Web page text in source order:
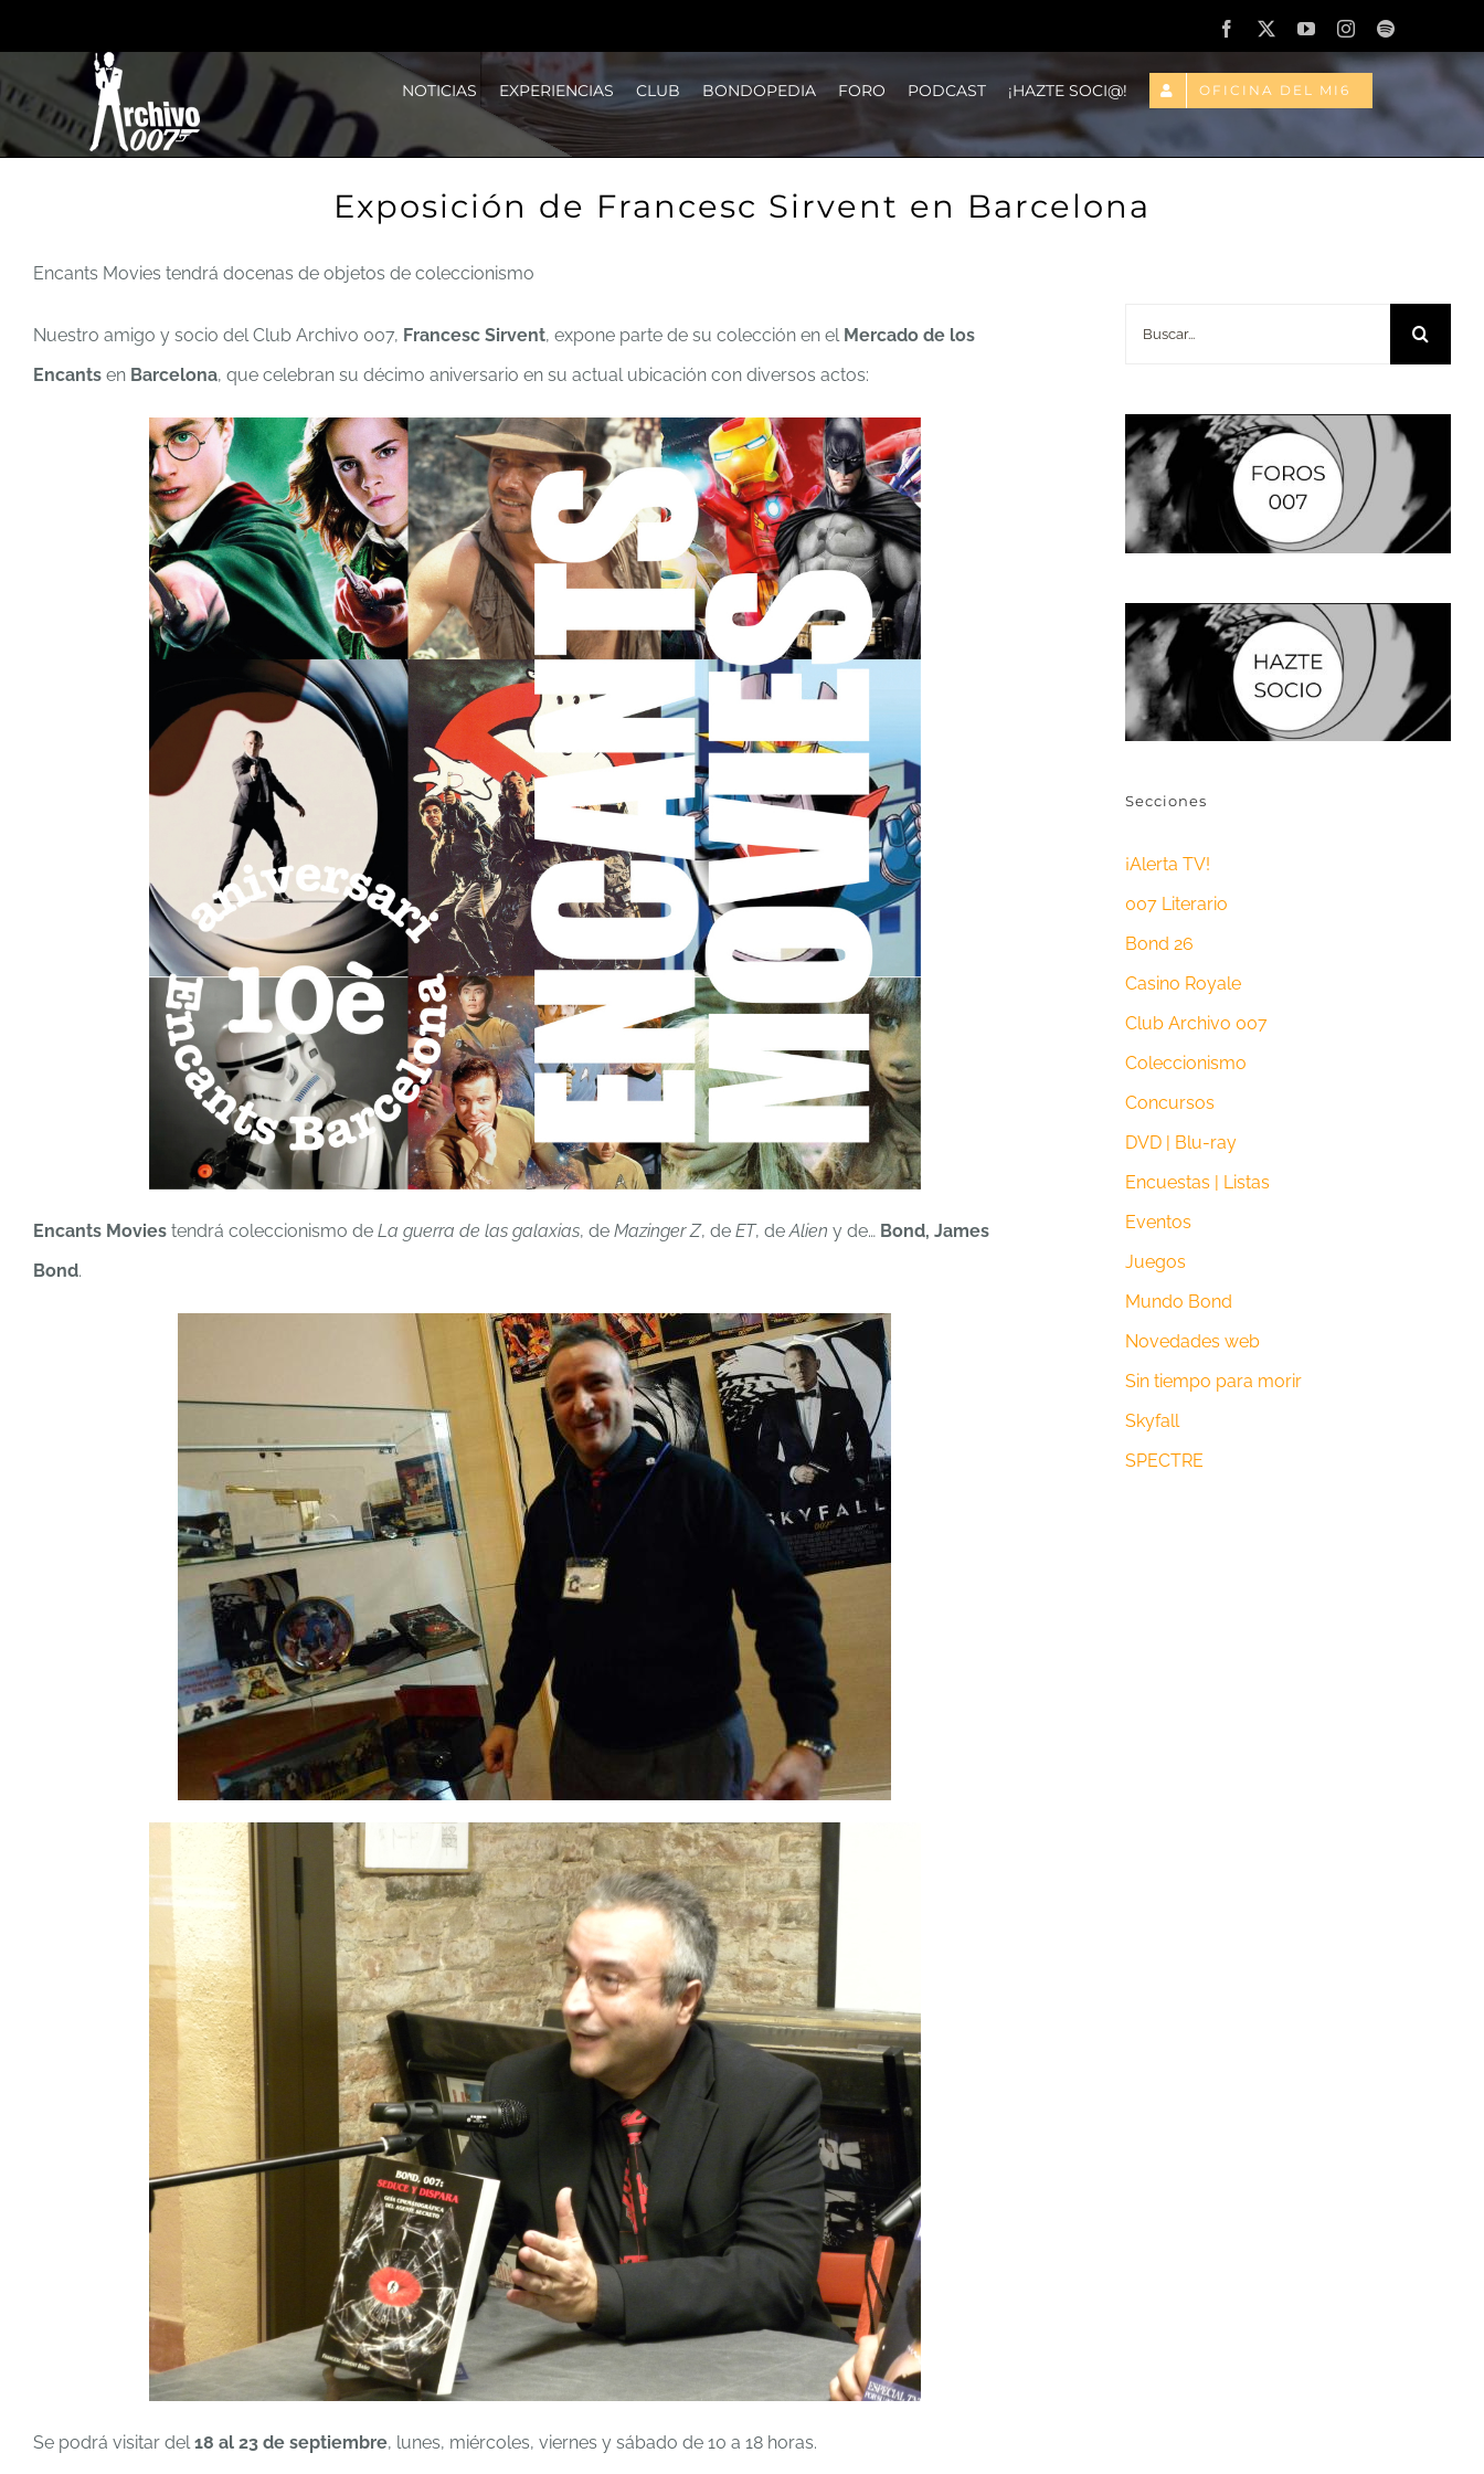
al
contenido
Facebook
X YouTubeInstagramSpotify
NOTICIAS EXPERIENCIAS CLUB BONDOPEDIA FORO PODCAST ¡HAZTE SOCI@! OFICINA DEL MI6
Exposición de Francesc Sirvent en Barcelona
Encants Movies tendrá docenas de objetos de coleccionismo
Nuestro amigo y socio del Club Archivo 007, Francesc Sirvent, expone parte de su colección en el Mercado de los
Encants en Barcelona, que celebran su décimo aniversario en su actual ubicación con diversos actos:
Encants Movies tendrá coleccionismo de La guerra de las galaxias, de Mazinger Z, de ET, deAlien y de… Bond, James
Bond.
Se podrá visitar del18 al 23 de septiembre, lunes, miércoles, viernes y sábado de 10 a 18 horas.
Secciones
¡Alerta TV!
007 Literario
Bond 26
Casino Royale
Club Archivo 007
Coleccionismo
Concursos
DVD | Blu-ray
Encuestas | Listas
Eventos
Juegos
Mundo Bond
Novedades web
Sin tiempo para morir
Skyfall
SPECTRE